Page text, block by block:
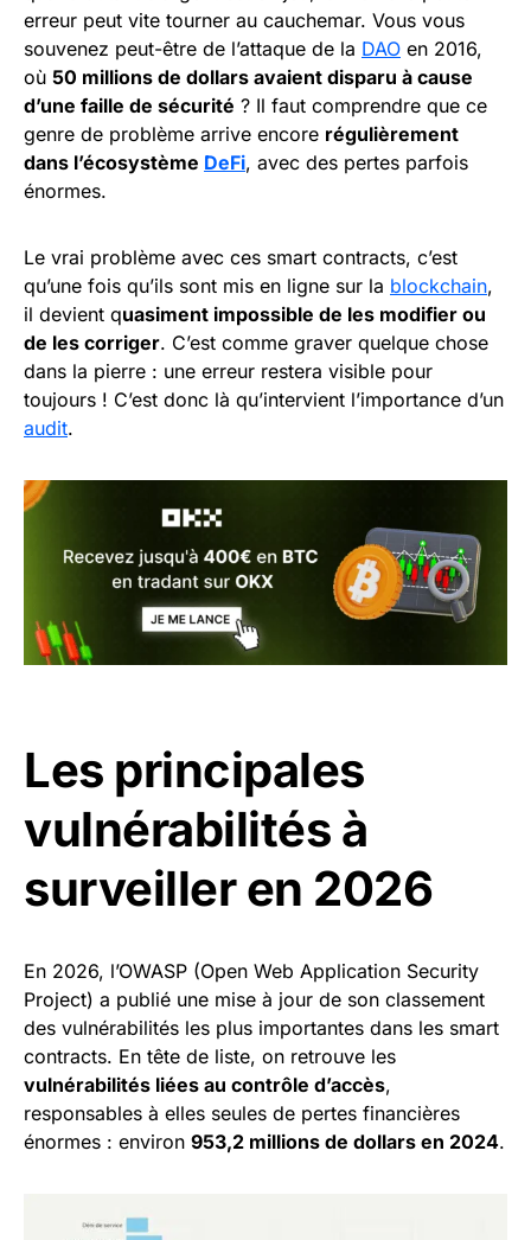
erreur peut vite tourner au cauchemar. Vous vous
souvenez peut-être de l’attaque de la DAO en 2016,
où 50 millions de dollars avaient disparu à cause
d’une faille de sécurité ? Il faut comprendre que ce
genre de problème arrive encore régulièrement
dans l’écosystème DeFi, avec des pertes parfois
énormes.
Le vrai problème avec ces smart contracts, c’est
qu’une fois qu’ils sont mis en ligne sur la blockchain,
il devient quasiment impossible de les modifier ou
de les corriger. C’est comme graver quelque chose
dans la pierre : une erreur restera visible pour
toujours ! C’est donc là qu’intervient l’importance d’un
audit.
Les principales
vulnérabilités à
surveiller en 2026
En 2026, l’OWASP (Open Web Application Security
Project) a publié une mise à jour de son classement
des vulnérabilités les plus importantes dans les smart
contracts. En tête de liste, on retrouve les
vulnérabilités liées au contrôle d’accès,
responsables à elles seules de pertes financières
énormes : environ 953,2 millions de dollars en 2024.